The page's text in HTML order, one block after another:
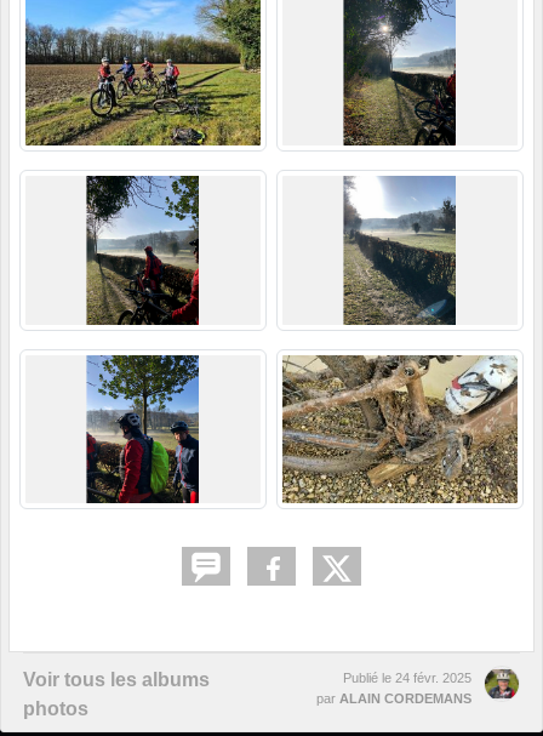
Voir tous les albums
photos
Publié le 24 févr. 2025
par ALAIN CORDEMANS